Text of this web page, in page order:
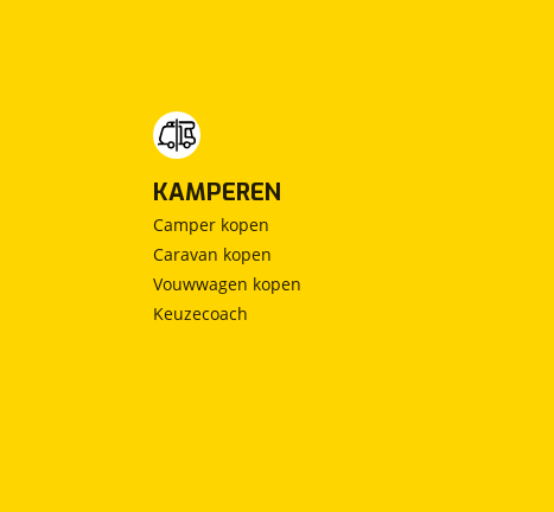
KAMPEREN
Camper kopen
Caravan kopen
Vouwwagen kopen
Keuzecoach